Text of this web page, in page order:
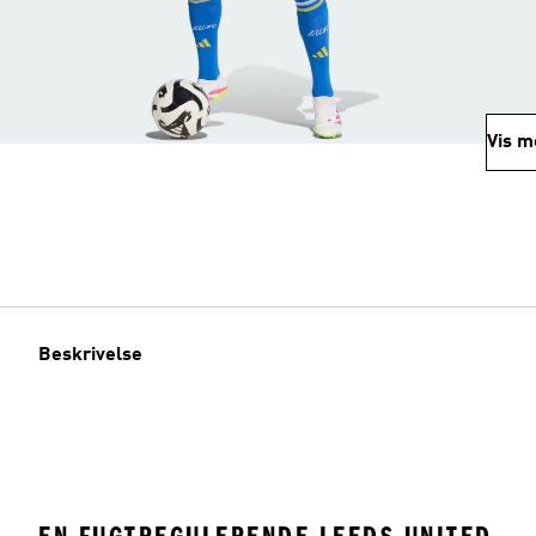
Vis
Beskrivelse